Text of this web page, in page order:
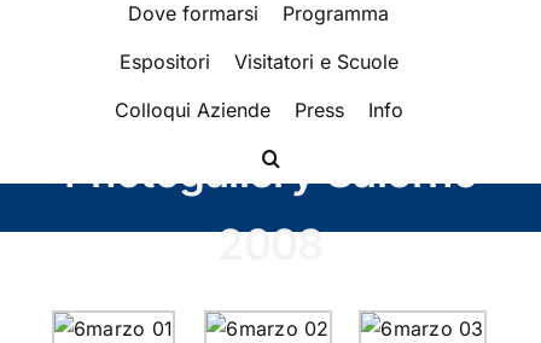
Dove formarsi
Programma
Espositori
Visitatori e Scuole
Colloqui Aziende
Press Info
Photogallery Salerno
2008